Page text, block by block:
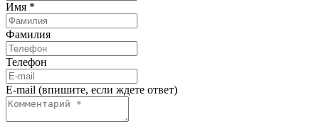
Имя *
Фамилия
Телефон
E-mail (впишите, если ждете ответ)